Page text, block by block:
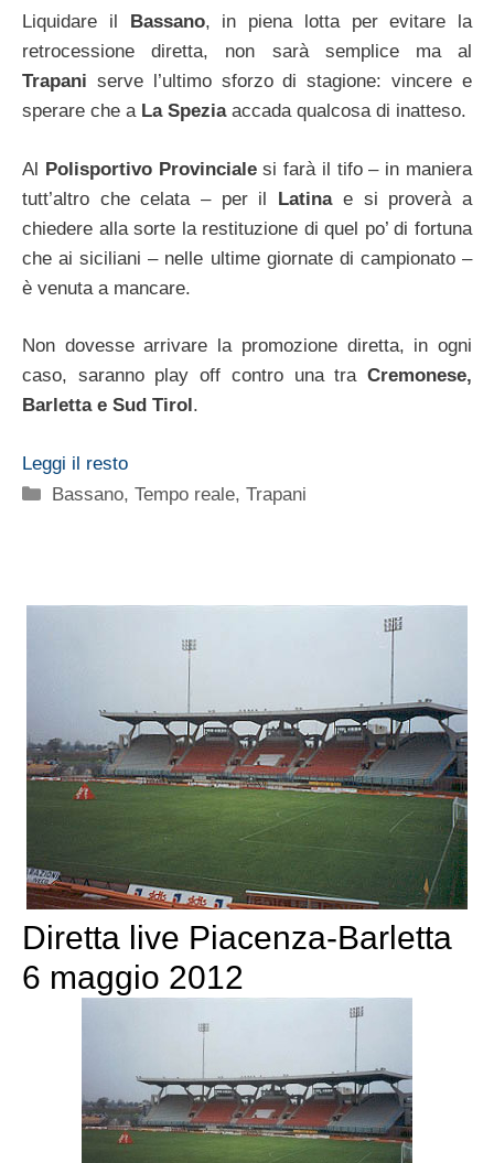
Liquidare il Bassano, in piena lotta per evitare la
retrocessione diretta, non sarà semplice ma al
Trapani serve l’ultimo sforzo di stagione: vincere e
sperare che aLa Speziaaccada qualcosa di inatteso.
Al Polisportivo Provincialesi farà il tifo – in maniera
tutt’altro che celata – per il Latinae si proverà a
chiedere alla sorte la restituzione di quel po’ di fortuna
che ai siciliani – nelle ultime giornate di campionato –
è venuta a mancare.
Non dovesse arrivare la promozione diretta, in ogni
caso, saranno play off contro una traCremonese,
Barletta e Sud Tirol .
Leggi il resto
Categorie
Bassano,Tempo reale,Trapani
Diretta live Piacenza-Barletta
6 maggio 2012